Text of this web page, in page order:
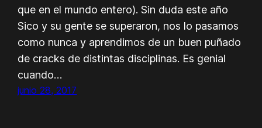
que en el mundo entero). Sin duda este año
Sico y su gente se superaron, nos lo pasamos
como nunca y aprendimos de un buen puñado
de cracks de distintas disciplinas. Es genial
cuando…
junio 28, 2017